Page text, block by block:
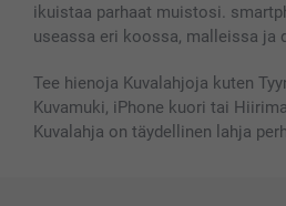
Lahjakortti
Kaikki kuvatuotteet
ikuistaa parhaat muistosi.
useassa eri koossa, malleissa ja
Tee hienoja Kuvalahjoja kuten
Kuvamuki, iPhone kuori tai
Kuvalahja on täydellinen lahja